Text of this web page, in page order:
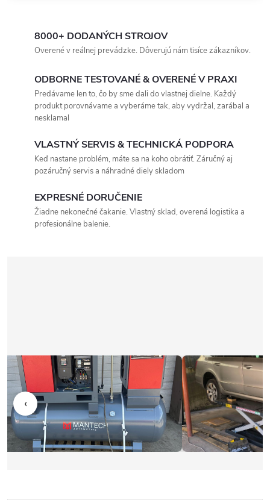
8000+ DODANÝCH STROJOV
Overené v reálnej prevádzke. Dôverujú nám tisíce zákazníkov.
ODBORNE TESTOVANÉ & OVERENÉ V PRAXI
Predávame len to, čo by sme dali do vlastnej dielne. Každý
produkt porovnávame a vyberáme tak, aby vydržal, zarábal a
nesklamal
VLASTNÝ SERVIS & TECHNICKÁ PODPORA
Keď nastane problém, máte sa na koho obrátiť. Záručný aj
pozáručný servis a náhradné diely skladom
EXPRESNÉ DORUČENIE
Žiadne nekonečné čakanie. Vlastný sklad, overená logistika a
profesionálne balenie.
‹